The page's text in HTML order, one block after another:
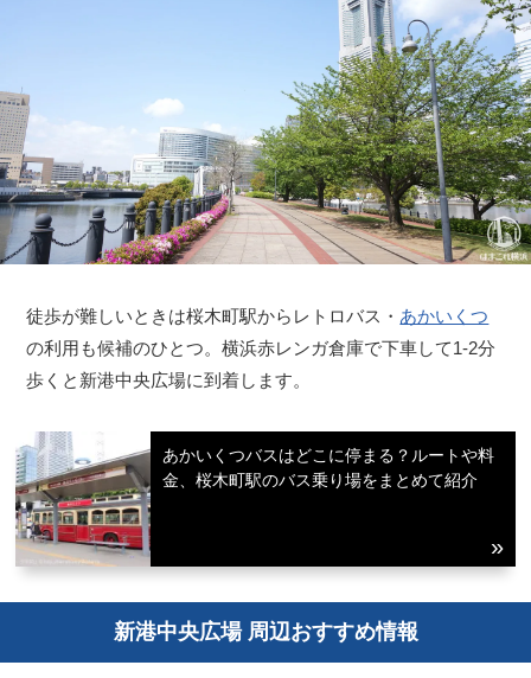
徒歩が難しいときは桜木町駅からレトロバス・ あかいくつ
の利用も候補のひとつ。横浜赤レンガ倉庫で下車して1-2分
歩くと新港中央広場に到着します。
あかいくつバスはどこに停まる？ルートや料
金、桜木町駅のバス乗り場をまとめて紹介
新港中央広場 周辺おすすめ情報